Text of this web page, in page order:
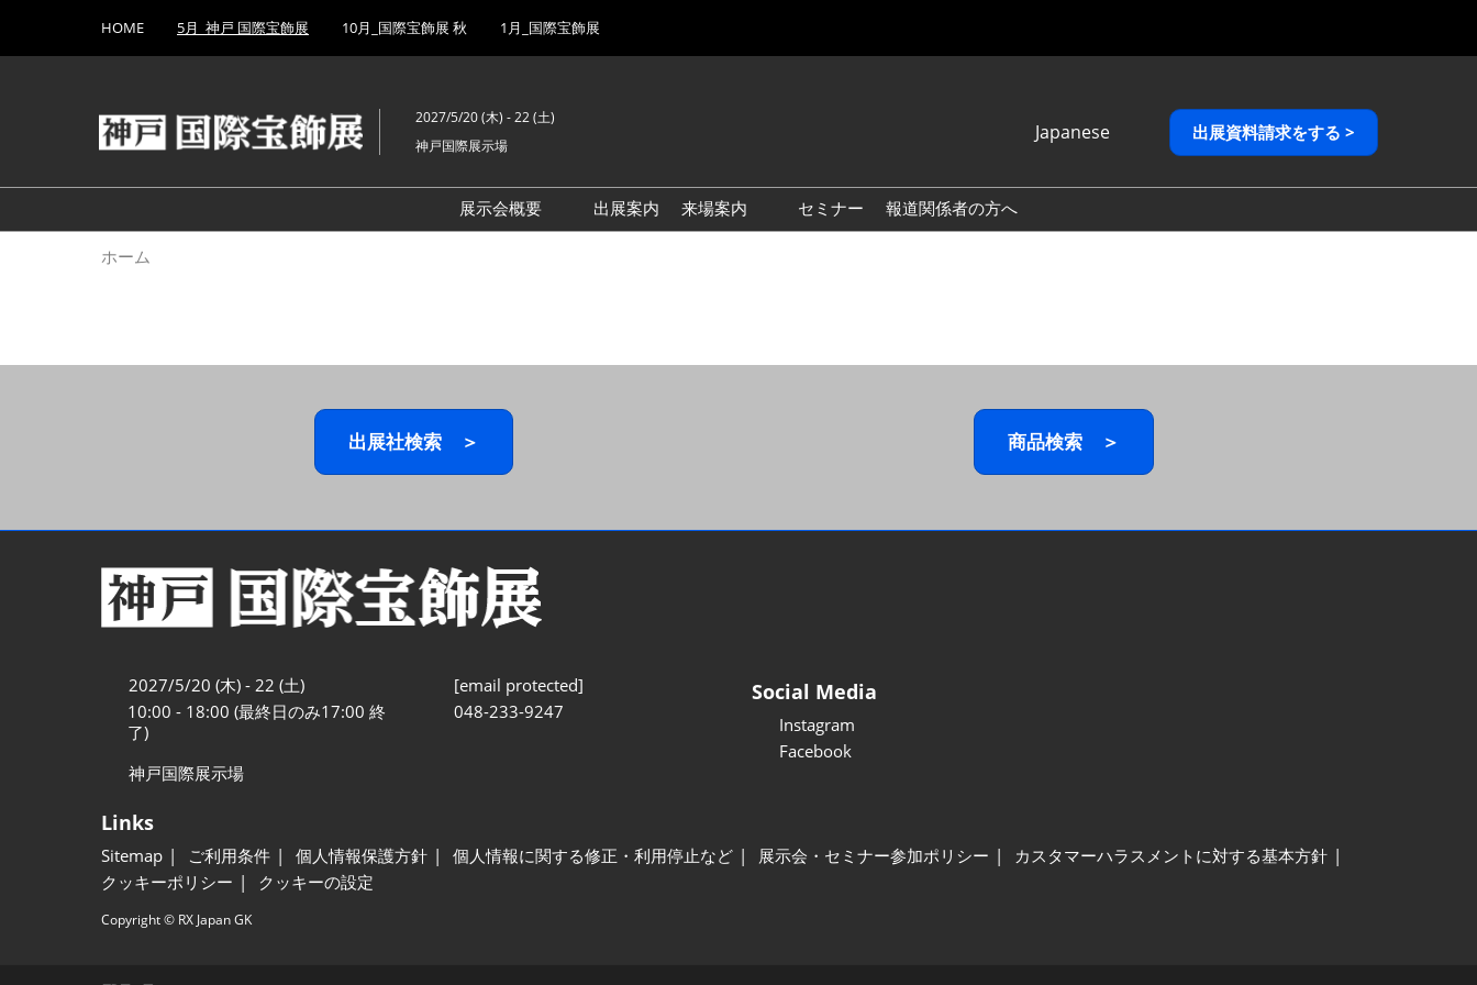
キ
し
て
to
HOME 5月_神戸 国際宝飾展 10月_国際宝飾展 秋 1月_国際宝飾展
2027/5/20 (木) - 22 (土)
神戸国際展示場
Japanese
English
繁體中文
出展資料請求をする >
展示会概要
出展案内
来場案内
セミナー 報道関係者の方へ
ホーム
出展社検索 ＞ 商品検索 ＞
2027/5/20 (木) - 22 (土)
10:00 - 18:00 (最終日のみ17:00 終
了)
神戸国際展示場
[email protected]
048-233-9247
Social Media
Instagram
Facebook
Links
Sitemap ご利用条件 個人情報保護方針 個人情報に関する修正・利用停止など 展示会・セミナー参加ポリシー
カスタマーハラスメントに対する基本方針
クッキーポリシー
クッキーの設定
Copyright © RX Japan GK